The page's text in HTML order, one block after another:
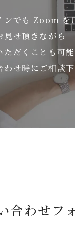
ンでも Zoom を
見せ頂きながら
ただくことも可
わせ時にご相談
合わせフ